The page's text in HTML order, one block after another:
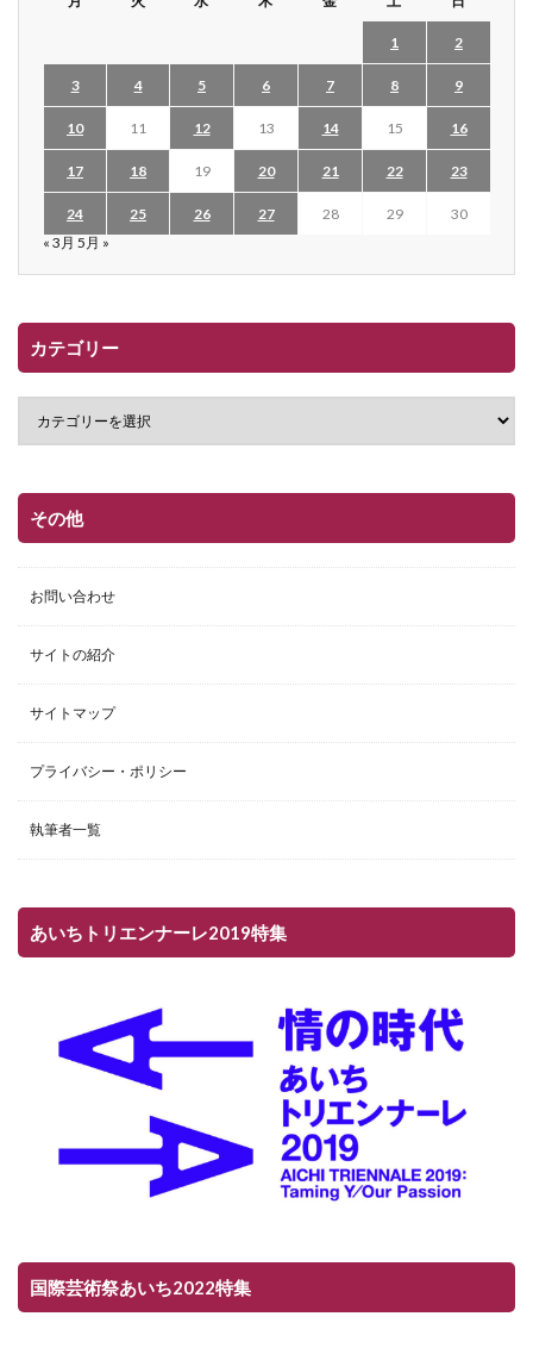
1 2
3 4 5 6 7 8 9
10 11 12 13 14 15 16
17 18 19 20 21 22 23
24 25 26 27 28 29
30
« 3月 5月 »
カテゴリー
その他
お問い合わせ
サイトの紹介
サイトマップ
プライバシー・ポリシー
執筆者一覧
あいちトリエンナーレ2019特集
国際芸術祭あいち2022特集